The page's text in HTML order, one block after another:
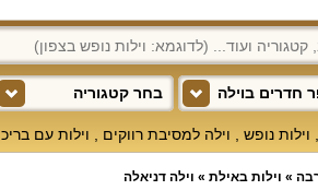
בחר קטגוריה חדרים בוילה
וילות נופש וילה למסיבת רווקים וילות עם
» וילות באילת » וילה דניאלה